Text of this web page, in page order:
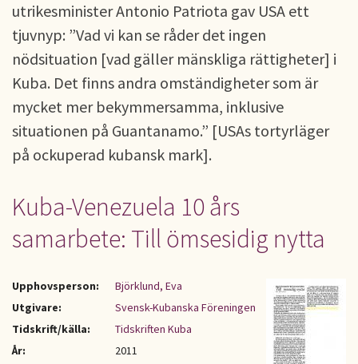
utrikesminister Antonio Patriota gav USA ett
tjuvnyp: ”Vad vi kan se råder det ingen
nödsituation [vad gäller mänskliga rättigheter] i
Kuba. Det finns andra omständigheter som är
mycket mer bekymmersamma, inklusive
situationen på Guantanamo.” [USAs tortyrläger
på ockuperad kubansk mark].
Kuba-Venezuela 10 års
samarbete: Till ömsesidig nytta
Upphovsperson:
Björklund, Eva
Utgivare:
Svensk-Kubanska Föreningen
Tidskrift/källa:
Tidskriften Kuba
År:
2011